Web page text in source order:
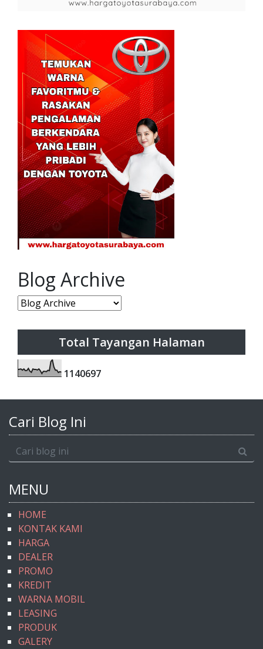
Blog Archive
Total Tayangan Halaman
1140697
Cari Blog Ini
MENU
HOME
KONTAK KAMI
HARGA
DEALER
PROMO
KREDIT
WARNA MOBIL
LEASING
PRODUK
GALERY